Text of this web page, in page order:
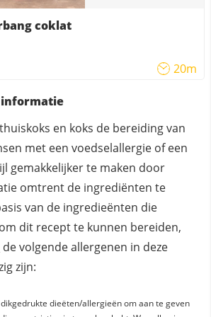
coklat
20m
informatie
en koks de bereiding van
met een voedselallergie of een
gemakkelijker te maken door
omtrent de ingrediënten te
van de ingredieënten die
dit recept te kunnen bereiden,
de volgende allergenen in deze
zijn:
dieëten/allergieën om aan te geven